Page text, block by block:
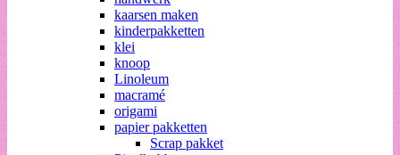
kaarsen maken
kinderpakketten
klei
knoop
Linoleum
macramé
origami
papier pakketten
Scrap pakket